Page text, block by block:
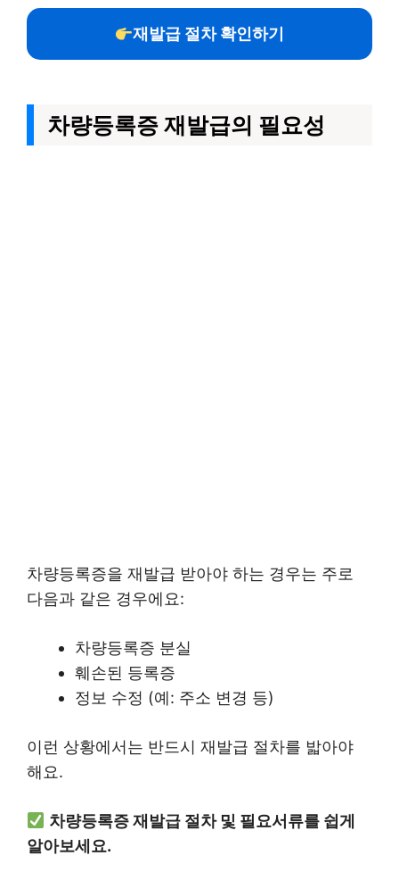
재발급 절차 확인하기
차량등록증 재발급의 필요성
차량등록증을 재발급 받아야 하는 경우는 주로
다음과 같은 경우에요:
차량등록증 분실
훼손된 등록증
정보 수정 (예: 주소 변경 등)
이런 상황에서는 반드시 재발급 절차를 밟아야
해요.
차량등록증 재발급 절차 및 필요서류를 쉽게
알아보세요.